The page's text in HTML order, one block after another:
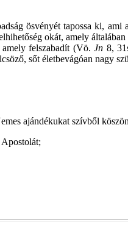
ösvényét tapossa ki, ami
okát, amely
amely felszabadít (Vö.Jn 8,
sőt életbevágóan nagy
ajándékukat szívből